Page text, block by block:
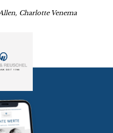
Charlotte Venema